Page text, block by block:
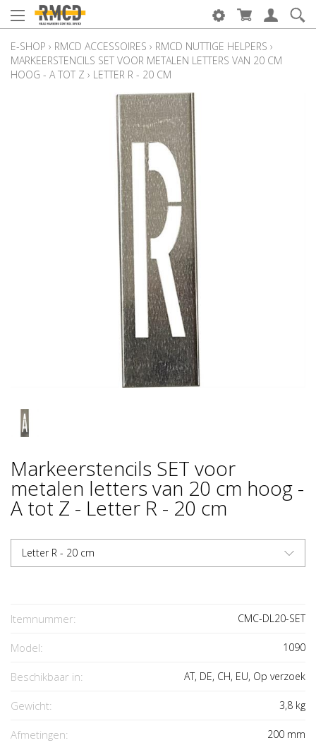
E-SHOP › RMCD ACCESSOIRES › RMCD NUTTIGE HELPERS ›
MARKEERSTENCILS SET VOOR METALEN LETTERS VAN 20 CM
HOOG - A TOT Z › LETTER R - 20 CM
Markeerstencils SET voor
metalen letters van 20 cm hoog -
A tot Z - Letter R - 20 cm
Letter R - 20 cm
Itemnummer: CMC-DL20-SET
Model: 1090
Beschikbaar in: AT, DE, CH, EU, Op verzoek
Gewicht: 3,8 kg
Afmetingen: 200 mm